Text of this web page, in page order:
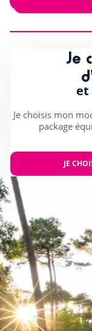
Je
et
Je choisis mon
package
JE